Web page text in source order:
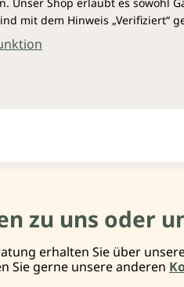
mit dem Hinweis „Verifiziert“
zu uns oder
erhalten Sie über
Sie gerne unsere anderen